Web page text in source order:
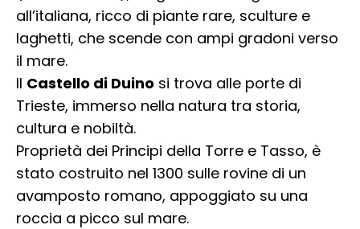
all’italiana, ricco di piante rare, sculture e
laghetti, che scende con ampi gradoni verso
il mare.
Il Castello di Duino si trova alle porte di
Trieste, immerso nella natura tra storia,
cultura e nobiltà.
Proprietà dei Principi della Torre e Tasso, è
stato costruito nel 1300 sulle rovine di un
avamposto romano, appoggiato su una
roccia a picco sul mare.